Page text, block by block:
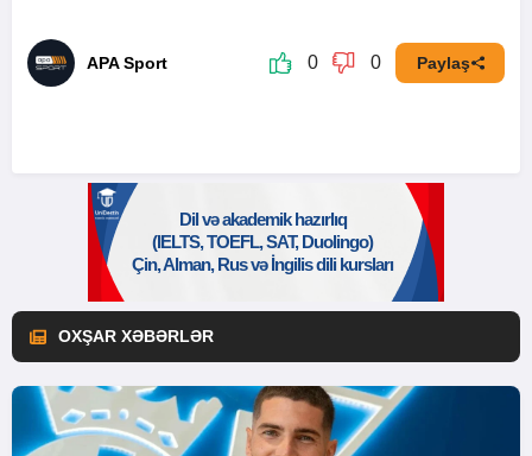
APA Sport 0 0 Paylaş
OXŞAR XƏBƏRLƏR